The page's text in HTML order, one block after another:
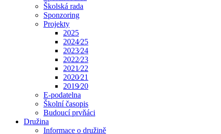
Školská rada
Sponzoring
Projekty
2025
2024⁄25
2023⁄24
2022⁄23
2021⁄22
2020⁄21
2019⁄20
E-podatelna
Školní časopis
Budoucí prvňáci
Družina
Informace o družině